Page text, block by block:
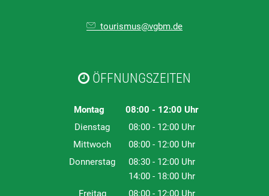
tourismus@vgbm.de
ÖFFNUNGSZEITEN
Montag 08:00 - 12:00 Uhr
Von 08:00 bis 12:00 Uhr
Dienstag 08:00- 12:00Uhr
Von 08:00 bis 12:00 Uhr
Mittwoch 08:00- 12:00Uhr
Von 08:00 bis 12:00 Uhr
Donnerstag 08:30- 12:00Uhr
Von 08:30 bis 12:00 Uhr
14:00- 18:00Uhr
Von 14:00 bis 18:00 Uhr
Freitag 08:00- 12:00Uhr